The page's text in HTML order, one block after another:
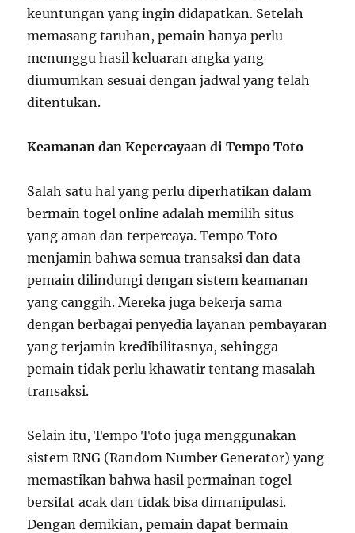
keuntungan yang ingin didapatkan. Setelah
memasang taruhan, pemain hanya perlu
menunggu hasil keluaran angka yang
diumumkan sesuai dengan jadwal yang telah
ditentukan.
Keamanan dan Kepercayaan di Tempo Toto
Salah satu hal yang perlu diperhatikan dalam
bermain togel online adalah memilih situs
yang aman dan terpercaya. Tempo Toto
menjamin bahwa semua transaksi dan data
pemain dilindungi dengan sistem keamanan
yang canggih. Mereka juga bekerja sama
dengan berbagai penyedia layanan pembayaran
yang terjamin kredibilitasnya, sehingga
pemain tidak perlu khawatir tentang masalah
transaksi.
Selain itu, Tempo Toto juga menggunakan
sistem RNG (Random Number Generator) yang
memastikan bahwa hasil permainan togel
bersifat acak dan tidak bisa dimanipulasi.
Dengan demikian, pemain dapat bermain